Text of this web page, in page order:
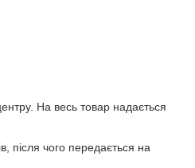
На весь товар надається
після чого передається на